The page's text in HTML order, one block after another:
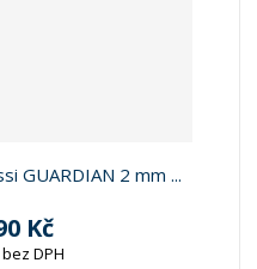
GUARDIAN 2 mm ...
Kč
DPH